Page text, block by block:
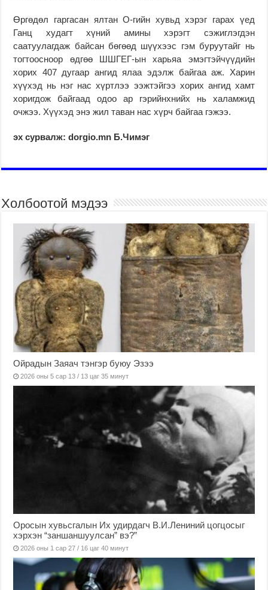
Өргөдөл гаргасан ялтан О-гийн хувьд хэрэг гарах үед
Ганц худагт хүний амины хэрэгт сэжиглэгдэн
саатуулагдаж байсан бөгөөд шүүхээс гэм буруутайг нь
тогтоосноор өдгөө ШШГЕГ-ын харьяа эмэгтэйчүүдийн
хорих 407 дугаар ангид ялаа эдэлж байгаа аж. Харин
хүүхэд нь нэг нас хүртлээ ээжтэйгээ хорих ангид хамт
хоригдож байгаад одоо ар гэрийнхнийх нь халамжид
очжээ. Хүүхэд энэ жил таван нас хүрч байгаа гэжээ.
эх сурвалж: dorgio.mn Б.Чимэг
Холбоотой мэдээ
Ойрадын Заяач тэнгэр буюу Эзээ
2026 оны 5 сар 13 / 13 цаг 35 минут
Оросын хувьсгалын Их удирдагч В.И.Лениний цогцосыг
хэрхэн “заншаншуулсан” вэ?”
2026 оны 1 сар 27 / 16 цаг 40 минут